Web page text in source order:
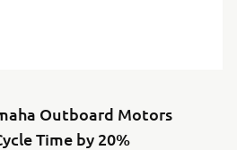
Outboard Motors
Time by 20%